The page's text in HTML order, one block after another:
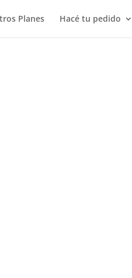
Planes Hacé tu pedido